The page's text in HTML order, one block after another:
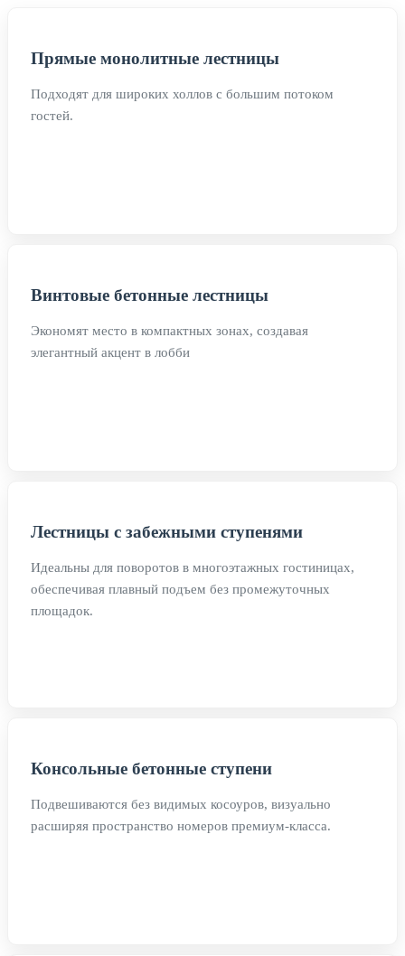
Прямые монолитные лестницы
Подходят для широких холлов с большим потоком
гостей.
Винтовые бетонные лестницы
Экономят место в компактных зонах, создавая
элегантный акцент в лобби
Лестницы с забежными ступенями
Идеальны для поворотов в многоэтажных гостиницах,
обеспечивая плавный подъем без промежуточных
площадок.
Консольные бетонные ступени
Подвешиваются без видимых косоуров, визуально
расширяя пространство номеров премиум-класса.